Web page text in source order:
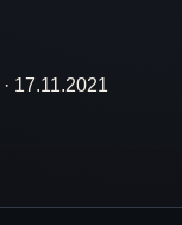
· 17.11.2021